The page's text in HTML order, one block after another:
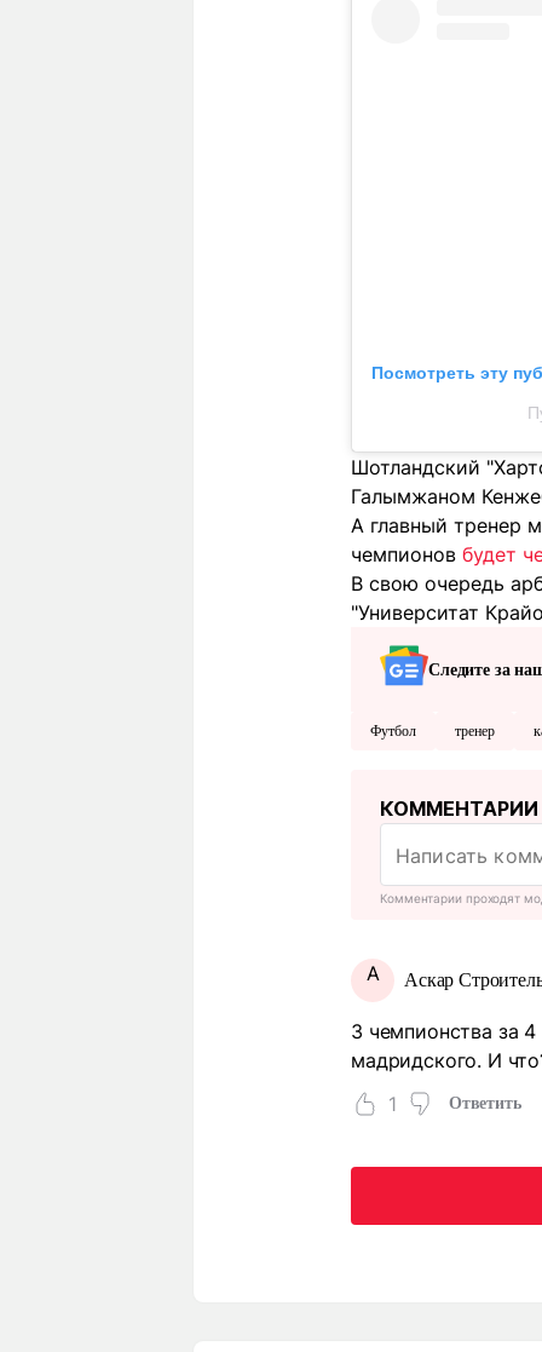
Посмотреть эту
Шотландский
Галымжаном
А главный тренер
чемпионов будет
В свою очередь
"Университат
Следите за
Футбол тренер
КОММЕНТАРИИ
Комментарии проходят
А Аскар
3 чемпионства за
мадридского. И
1
Ответить